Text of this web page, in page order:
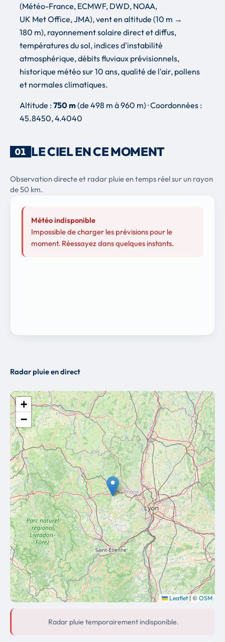
(Météo-France, ECMWF, DWD, NOAA,
UK Met Office, JMA), vent en altitude (10 m →
180 m), rayonnement solaire direct et diffus,
températures du sol, indices d'instabilité
atmosphérique, débits fluviaux prévisionnels,
historique météo sur 10 ans, qualité de l'air, pollens
et normales climatiques.
Altitude :750 m(de 498 m à 960 m) · Coordonnées :
45.8450, 4.4040
01 LE CIEL EN CE MOMENT
Observation directe et radar pluie en temps réel sur un rayon
de 50 km.
Météo indisponible
Impossible de charger les prévisions pour le
moment. Réessayez dans quelques instants.
Radar pluie en direct
+
−
Leaflet |© OSM
Radar pluie temporairement indisponible.